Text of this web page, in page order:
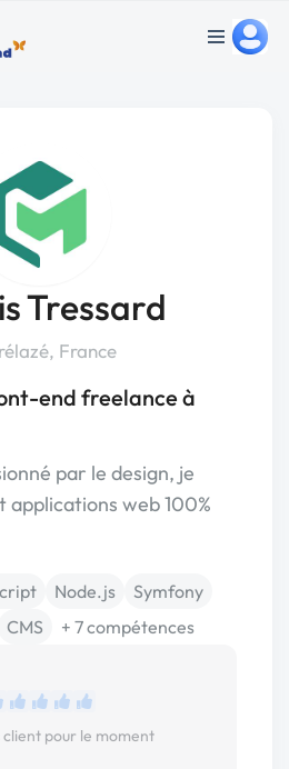
Tressard
France
end freelance à
par le design, je
applications web 100%
Node.js
Symfony
CMS + 7 compétences
client pour le moment